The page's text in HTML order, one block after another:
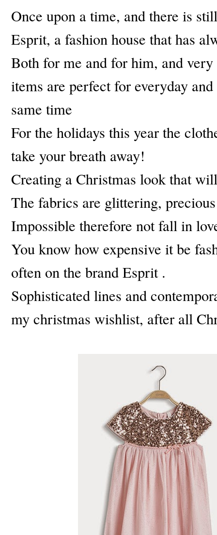
Once upon a time, andthere is still
Esprit, a fashion house thathas
Both for me andfor him, andvery
items are perfect foreveryday
same time
For the holidays this yearthe
take your breath away!
Creating a Christmas look that
The fabrics are glittering,
Impossible therefore notfall in
You know how expensive itbe
often on the brandEsprit .
Sophisticated lines and
my christmas wishlist, after all